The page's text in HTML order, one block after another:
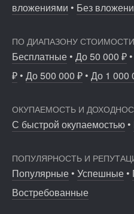
Вице-президент обувной
бизнес....
От стартапа за 30 тысяч
миллиарды:...
вложениями • Без
ПО ДИАПАЗОНУ СТОИМОСТИ
Бесплатные • До 50 000 ₽ •
₽ • До 500 000 ₽ • До 1 000
ОКУПАЕМОСТЬ И
С быстрой окупаемостью •
ПОПУЛЯРНОСТЬ И
Популярные • Успешные •
Востребованные